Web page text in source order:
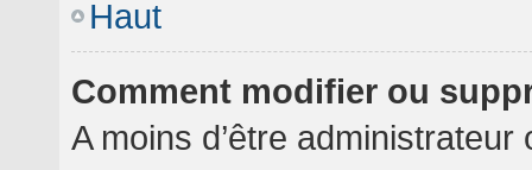
Haut
Comment modifier ou
A moins d’être